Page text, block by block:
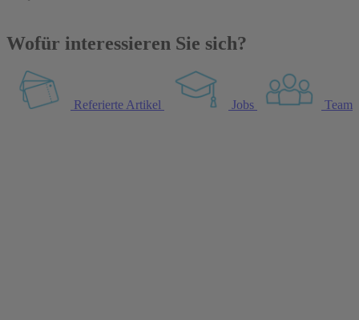
Wofür interessieren Sie sich?
Referierte Artikel Jobs Team